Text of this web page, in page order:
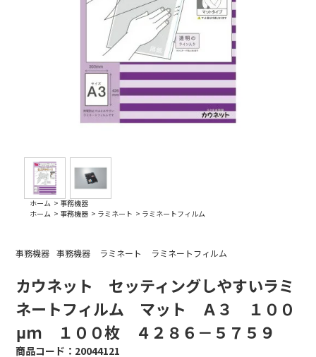
ホーム > 事務機器
ホーム > 事務機器 > ラミネート > ラミネートフィルム
事務機器 事務機器 ラミネート ラミネートフィルム
カウネット セッティングしやすいラミ
ネートフィルム マット Ａ３ １００
μｍ １００枚 ４２８６－５７５９
20044121